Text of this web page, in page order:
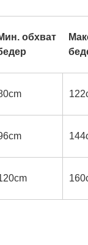
обхват